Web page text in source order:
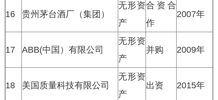
16 贵州茅台酒厂（集团）
无形资
产
合资合
作
2007年
17 ABB(中国）有限公司
无形资
产
并购 2009年
18 美国质量科技有限公司
无形资
产
出资 2015年